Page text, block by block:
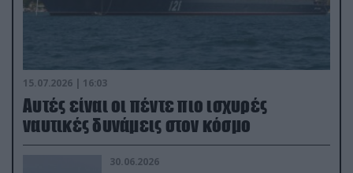
15.07.2026 | 16:03
Aυτές είναι οι πέντε πιο ισχυρές
ναυτικές δυνάμεις στον κόσμο
30.06.2026